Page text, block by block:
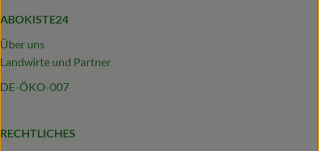
ABOKISTE24
Über uns
Landwirte und Partner
DE-ÖKO-007
RECHTLICHES